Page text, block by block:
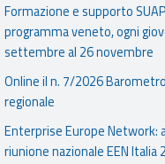
Formazione e supporto
programma veneto, ogni
settembre al 26 novembre
Online il n. 7/2026
regionale
Enterprise Europe Network:
riunione nazionale EEN